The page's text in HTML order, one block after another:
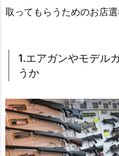
取ってもらうためのお店
1.エアガンやモデル
うか